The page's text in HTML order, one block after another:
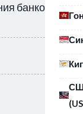
банком